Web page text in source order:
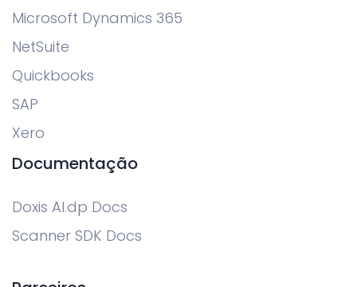
Microsoft Dynamics 365
NetSuite
Quickbooks
SAP
Xero
Documentação
Doxis AI.dp Docs
Scanner SDK Docs